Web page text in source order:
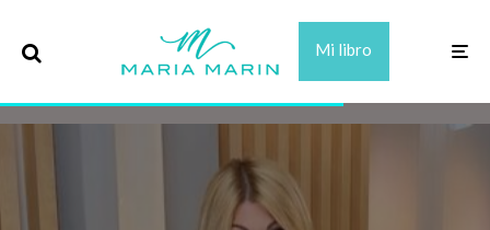
Mi libro